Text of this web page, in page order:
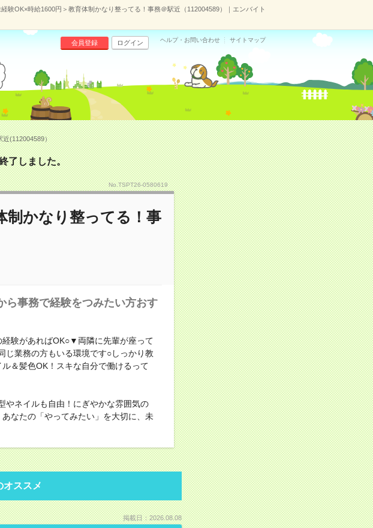
経験OK×時給1600円＞教育体制かなり整ってる！事務＠駅近（112004589）｜エンバイト
会員登録 ログイン ヘルプ・お問い合わせ サイトマップ
近(112004589）
了しました。
No.TSPT26-0580619
制かなり整ってる！事
ら事務で経験をつみたい方おす
験があればOK○▼両隣に先輩が座って
業務の方もいる環境です○しっかり教
＆髪色OK！スキな自分で働けるって
やネイルも自由！にぎやかな雰囲気の
なたの「やってみたい」を大切に、未
オススメ
掲載日：2026.08.08